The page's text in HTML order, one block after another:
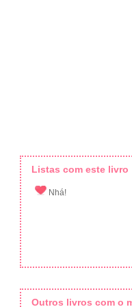
Listas com este livro
Nhá!
Outros livros com o